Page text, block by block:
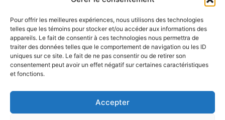
Pour offrir les meilleures expériences, nous utilisons des technologies
telles que les témoins pour stocker et/ou accéder aux informations des
appareils. Le fait de consentir à ces technologies nous permettra de
traiter des données telles que le comportement de navigation ou les ID
uniques sur ce site. Le fait de ne pas consentir ou de retirer son
consentement peut avoir un effet négatif sur certaines caractéristiques
et fonctions.
Accepter
Annuaire
membres
Devenir
membre
À propos
FAQ
Formations
Contact
Facebook
Linkedin